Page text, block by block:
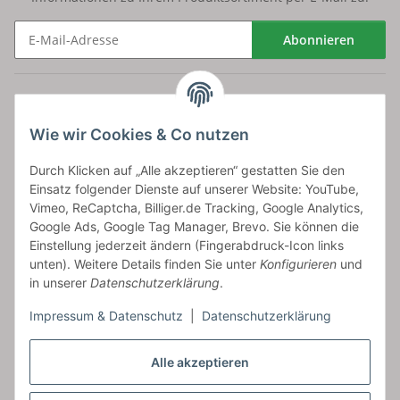
Alle akzeptieren
Wie wir Cookies & Co nutzen
Durch Klicken auf „Alle akzeptieren“ gestatten Sie den
Einsatz folgender Dienste auf unserer Website: YouTube,
Vimeo, ReCaptcha, Billiger.de Tracking, Google Analytics,
Google Ads, Google Tag Manager, Brevo. Sie können die
Einstellung jederzeit ändern (Fingerabdruck-Icon links
unten). Weitere Details finden Sie unter Konfigurieren und
in unserer Datenschutzerklärung.
Impressum & Datenschutz Datenschutzerklärung
Abonnieren
Artikelinformationen
Frieslandstr. 44 | 26446 Reepsholt
Fon 04468-9479855-0 | Fax -9